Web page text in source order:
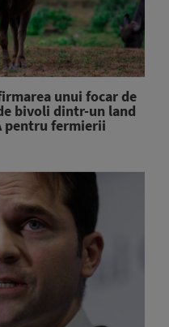
unui focar de
bivoli dintr-un land
pentru fermierii